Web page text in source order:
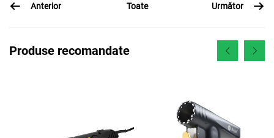
Anterior Toate Următor
Produse recomandate